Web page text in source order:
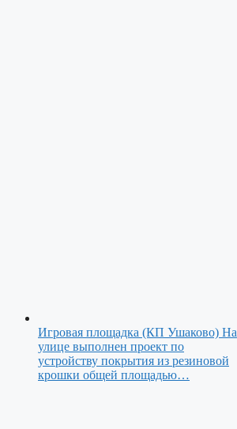
Игровая площадка (КП Ушаково) На
улице выполнен проект по
устройству покрытия из резиновой
крошки общей площадью…